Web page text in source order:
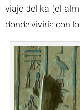
viaje del ka (el
donde viviría con